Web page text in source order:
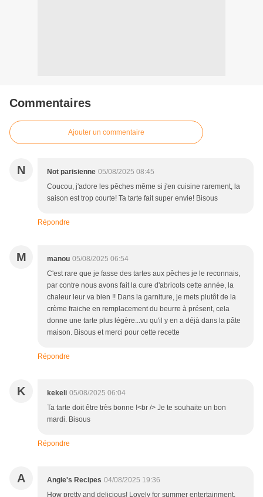
Commentaires
Ajouter un commentaire
N Not parisienne 05/08/2025 08:45
Coucou, j'adore les pêches même si j'en cuisine rarement, la
saison est trop courte! Ta tarte fait super envie! Bisous
Répondre
M manou 05/08/2025 06:54
C'est rare que je fasse des tartes aux pêches je le reconnais,
par contre nous avons fait la cure d'abricots cette année, la
chaleur leur va bien !! Dans la garniture, je mets plutôt de la
crème fraiche en remplacement du beurre à présent, cela
donne une tarte plus légère...vu qu'il y en a déjà dans la pâte
maison. Bisous et merci pour cette recette
Répondre
K kekeli 05/08/2025 06:04
Ta tarte doit être très bonne !<br /> Je te souhaite un bon
mardi. Bisous
Répondre
A Angie's Recipes 04/08/2025 19:36
How pretty and delicious! Lovely for summer entertainment.